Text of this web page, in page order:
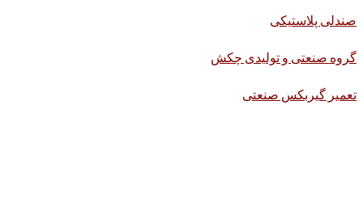
صندلی پلاستیکی
گروه صنعتی و تولیدی چکش
تعمیر گیربکس صنعتی